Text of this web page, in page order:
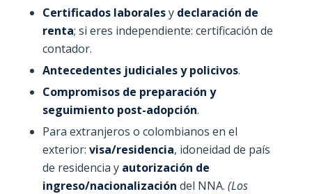
Certificados laboralesy declaración de
renta; si eres independiente: certificación de
contador.
Antecedentes judiciales y policivos.
Compromisos de preparación y
seguimiento post-adopción.
Para extranjeros o colombianos en el
exterior: visa/residencia, idoneidad de país
de residencia y autorización de
ingreso/nacionalización del NNA. (Los